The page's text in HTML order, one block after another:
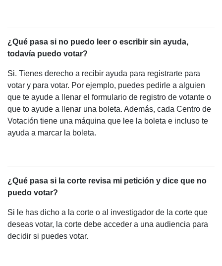
¿Qué pasa si no puedo leer o escribir sin ayuda,
todavía puedo votar?
Si. Tienes derecho a recibir ayuda para registrarte para
votar y para votar. Por ejemplo, puedes pedirle a alguien
que te ayude a llenar el formulario de registro de votante o
que to ayude a llenar una boleta. Además, cada Centro de
Votación tiene una máquina que lee la boleta e incluso te
ayuda a marcar la boleta.
¿Qué pasa si la corte revisa mi petición y dice que no
puedo votar?
Si le has dicho a la corte o al investigador de la corte que
deseas votar, la corte debe acceder a una audiencia para
decidir si puedes votar.